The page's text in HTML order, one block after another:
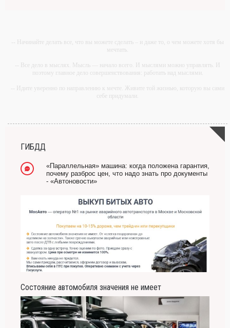
-- Начинайте делать все, что вы можете сделать – и даже то, о чем можете хотя бы
мечтать.
-- Все дело в мыслях. Мысль — начало всего. И мыслями можно управлять. И
поэтому главное дело совершенствования: работать над мыслями.
-- Идите уверенно по направлению к мечте. Живите той жизнью, которую вы сами
себе придумали.
-- Лучшее, что можно сделать с хорошим советом, это пропустить его мимо ушей.
Он никогда не бывает полезен никому, кроме того, кто его дал.
ГИБДД
«Параллельная» машина: когда положена гарантия,
почему разброс цен, что надо знать про документы
- «Автоновости»
Состояние автомобиля значения не имеет